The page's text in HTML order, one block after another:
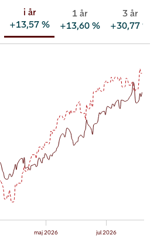
i år
+13,57 %
1 år
+13,60 %
3 år
+30,77 %
maj 2026 jul 2026